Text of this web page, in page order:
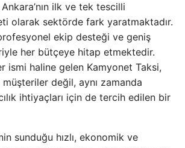
ilk ve tek tescilli
olarak sektörde fark yaratmaktadır.
ekip desteği ve geniş
her bütçeye hitap etmektedir.
ismi haline gelen Kamyonet Taksi,
değil, aynı zamanda
ihtiyaçları için de tercih edilen bir
sunduğu hızlı, ekonomik ve